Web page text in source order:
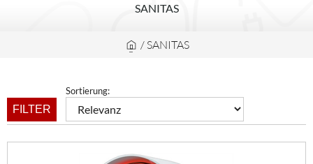
SANITAS
/ SANITAS
FILTER
Sortierung: